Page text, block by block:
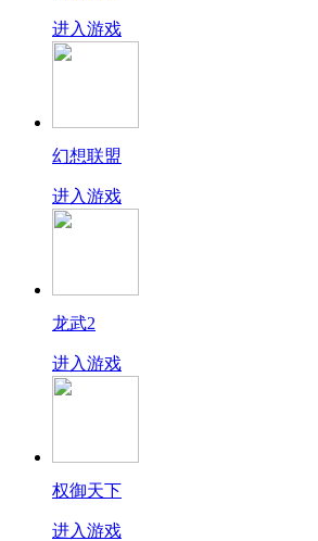
进入游戏
幻想联盟
进入游戏
龙武2
进入游戏
权御天下
进入游戏